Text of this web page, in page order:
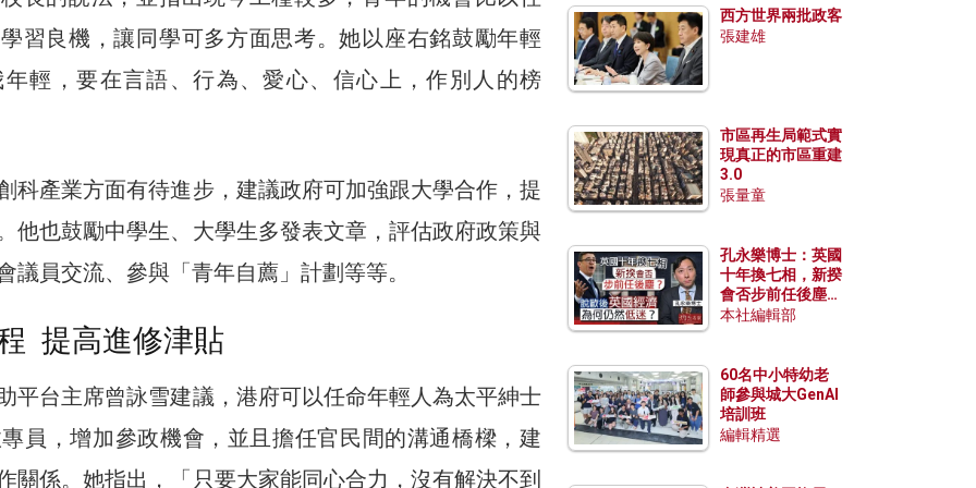
習良機，讓同學可多方面思考。她以座右銘鼓勵年輕
輕，要在言語、行為、愛心、信心上，作別人的榜
科產業方面有待進步，建議政府可加強跟大學合作，提
他也鼓勵中學生、大學生多發表文章，評估政府政策與
議員交流、參與「青年自薦」計劃等等。
提高進修津貼
平台主席曾詠雪建議，港府可以任命年輕人為太平紳士
員，增加參政機會，並且擔任官民間的溝通橋樑，建
關係。她指出，「只要大家能同心合力，沒有解決不到
西方世界兩批政客
張建雄
市區再生局範式實
現真正的市區重建
3.0
張量童
孔永樂博士：英國
十年換七相，新揆
會否步前任後塵？
脫歐後英國經濟為
本社編輯部
60名中小特幼老
師參與城大GenAI
培訓班
編輯精選